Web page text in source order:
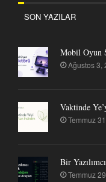
SON YAZILAR
Mobil Oyun
Ağustos 3,
Vaktinde
Temmuz
Bir
Temmuz